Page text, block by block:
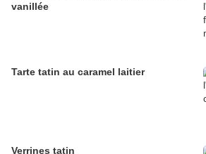
vanillée
Tarte tatin au caramel laitier
Verrines tatin